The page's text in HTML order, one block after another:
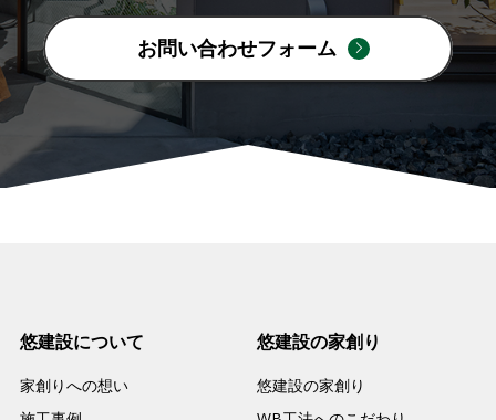
お問い合わせフォーム
悠建設について
家創りへの想い
悠建設の家創り
悠建設の家創り